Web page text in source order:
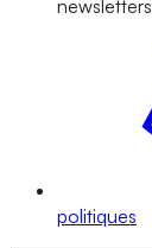
newsletters
politiques